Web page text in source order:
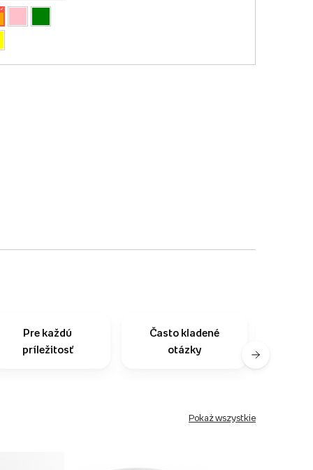
✓
Pre každú
príležitosť
Často kladené
otázky
Pokaż wszystkie